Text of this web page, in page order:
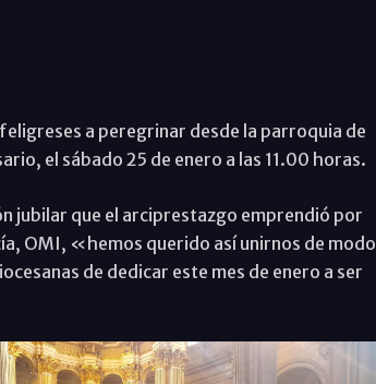
a peregrinar desde la parroquia de
el sábado 25 de enero a las 11.00 horas.
jubilar que el arciprestazgo emprendió por
OMI, «hemos querido así unirnos de modo
de dedicar este mes de enero a ser